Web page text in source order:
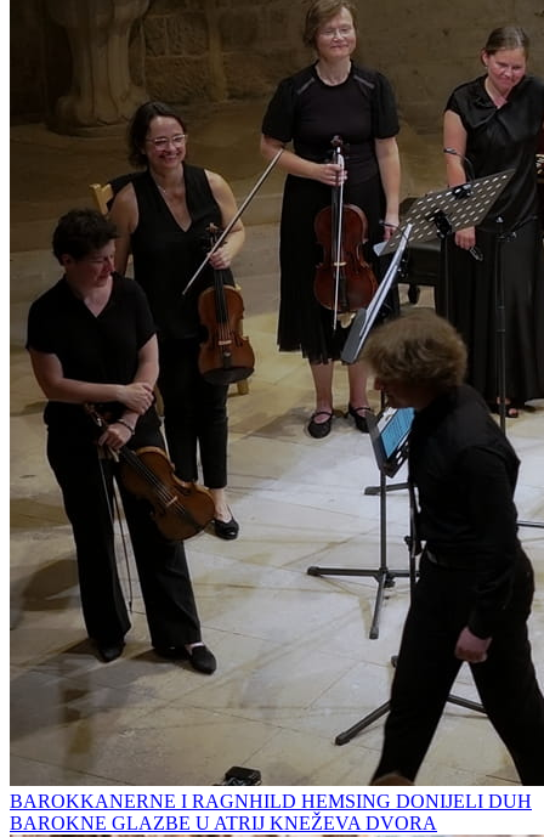
BAROKKANERNE I RAGNHILD HEMSING DONIJELI DUH
BAROKNE GLAZBE U ATRIJ KNEŽEVA DVORA